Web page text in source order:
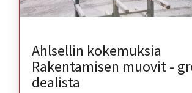
Ahlsellin kokemuksia
Rakentamisen muovit -
dealista